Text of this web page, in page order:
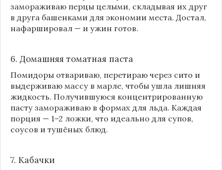
замораживаю перцы целыми, складывая их друг
в друга башенками для экономии места. Достал,
нафаршировал — и ужин готов.
6. Домашняя томатная паста
Помидоры отвариваю, перетираю через сито и
выдерживаю массу в марле, чтобы ушла лишняя
жидкость. Получившуюся концентрированную
пасту замораживаю в формах для льда. Каждая
порция — 1–2 ложки, что идеально для супов,
соусов и тушёных блюд.
7. Кабачки